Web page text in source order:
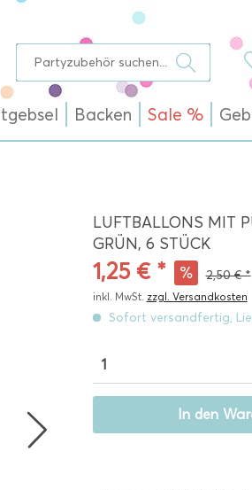
Backen Sale %
LUFTBALLONS MIT
GRÜN, 6 STÜCK
1,25 € * 2,50 € *
inkl. MwSt. zzgl. Versandkosten
Sofort versandfertig,
In den